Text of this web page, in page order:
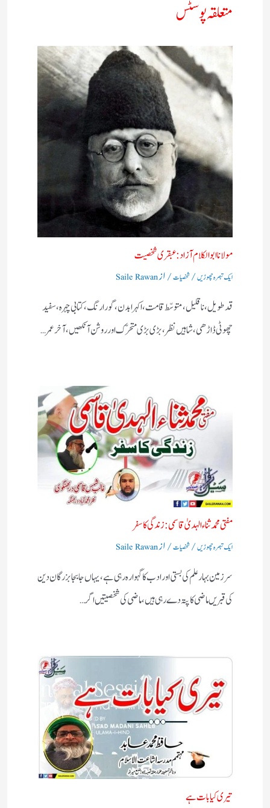
متعلقہ پوسٹس
مولانا ابوالکلام آزاد:عبقری شخصیت
ایک تبصرہ چھوڑیں/شخصیات/ ازSaile Rawan
قد طویل، نا قلیل، متوسّط قامت، اکہرا بدن، گورا رنگ، کتابی چہرہ، سفید
چھوٹی ڈاڑھی، شاہیں نظر، بڑی بڑی متحرّک اور روشن آنکھیں، آخر عمر…
مفتی محمد ثناء الہدیٰ قاسمی: زندگی کا سفر
ایک تبصرہ چھوڑیں/شخصیات/ ازSaile Rawan
سرزمین بہارعلم کی بستی اورادب کا گہوارہ رہی ہے، یہاں جابجا بزرگان دین
کی قبریں ماضی کا پتہ دے رہی ہیں، ماضی کی شخصیتیں اگر…
تیری کیا بات ہے